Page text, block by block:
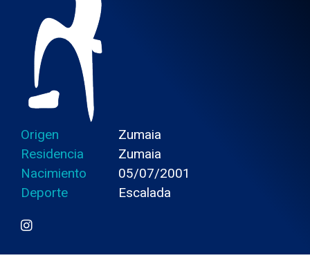
Origen
Zumaia
Residencia
Zumaia
Nacimiento
05/07/2001
Deporte
Escalada